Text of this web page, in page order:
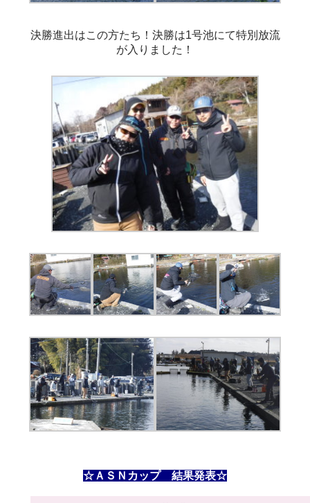
決勝進出はこの方たち！決勝は1号池にて特別放流
が入りました！
☆ＡＳＮカップ 結果発表☆